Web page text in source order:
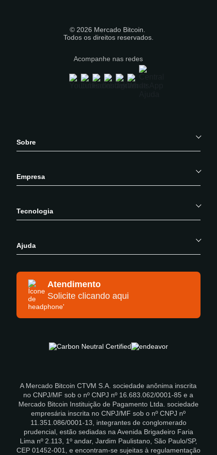
© 2026 Mercado Bitcoin.
Todos os direitos reservados.
Acompanhe nas redes
Sobre
Empresa
Tecnologia
Ajuda
Atendimento
Solicite clicando aqui
A Mercado Bitcoin CTVM S.A. sociedade anônima inscrita
no CNPJ/MF sob o nº CNPJ nº 16.683.062/0001-85 e a
Mercado Bitcoin Instituição de Pagamento Ltda. sociedade
empresária inscrita no CNPJ/MF sob o nº CNPJ nº
11.351.086/0001-13, integrantes de conglomerado
prudencial, estão sediadas na Avenida Brigadeiro Faria
Lima nº 2.113, 1º andar, Jardim Paulistano, São Paulo/SP,
CEP 01452-001, e encontram-se sujeitas à regulamentação